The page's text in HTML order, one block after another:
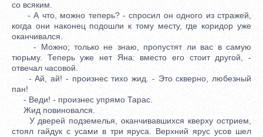
со всяким.
- А что, можно теперь? - спросил он одного из стражей,
когда они наконец подошли к тому месту, где коридор уже
оканчивался.
- Можно; только не знаю, пропустят ли вас в самую
тюрьму. Теперь уже нет Яна: вместо его стоит другой, -
отвечал часовой.
- Ай, ай! - произнес тихо жид. - Это скверно, любезный
пан!
- Веди! - произнес упрямо Тарас.
Жид повиновался.
У дверей подземелья, оканчивавшихся кверху острием,
стоял гайдук с усами в три яруса. Верхний ярус усов шел